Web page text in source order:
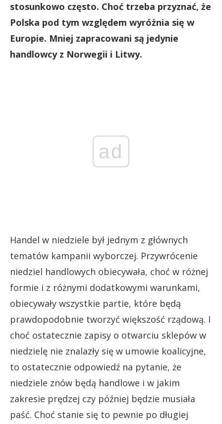
stosunkowo często. Choć trzeba przyznać, że
Polska pod tym względem wyróżnia się w
Europie. Mniej zapracowani są jedynie
handlowcy z Norwegii i Litwy.
ad
Handel w niedziele był jednym z głównych
tematów kampanii wyborczej. Przywrócenie
niedziel handlowych obiecywała, choć w różnej
formie i z różnymi dodatkowymi warunkami,
obiecywały wszystkie partie, które będą
prawdopodobnie tworzyć większość rządową. I
choć ostatecznie zapisy o otwarciu sklepów w
niedzielę nie znalazły się w umowie koalicyjne,
to ostatecznie odpowiedź na pytanie, że
niedziele znów będą handlowe i w jakim
zakresie prędzej czy później będzie musiała
paść. Choć stanie się to pewnie po długiej